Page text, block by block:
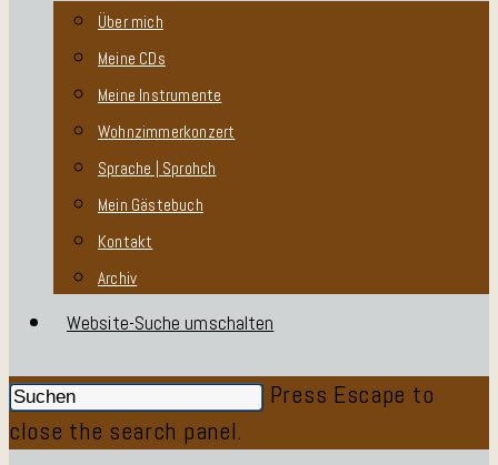
Über mich
Meine CDs
Meine Instrumente
Wohnzimmerkonzert
Sprache | Sprohch
Mein Gästebuch
Kontakt
Archiv
Website-Suche umschalten
Press Escape to
close the search panel.